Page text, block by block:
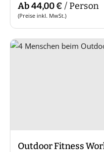
Ab 44,00 € / Person
(Preise inkl. MwSt.)
Outdoor Fitness